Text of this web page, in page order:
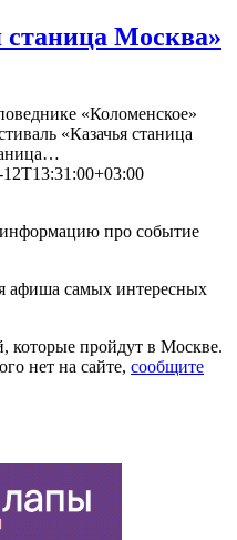
станица Москва»
«Коломенское»
«Казачья станица
12T13:31:00+03:00
про событие
афиша самых интересных
которые пройдут в Москве.
нет на сайте, сообщите